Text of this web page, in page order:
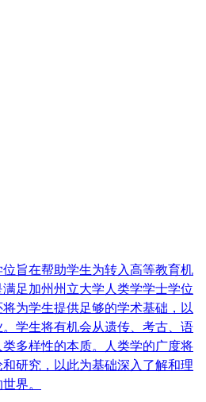
旨在帮助学生为转入高等教育机
足加州州立大学人类学学士学位
为学生提供足够的学术基础，以
学生将有机会从遗传、考古、语
多样性的本质。人类学的广度将
研究，以此为基础深入了解和理
界。